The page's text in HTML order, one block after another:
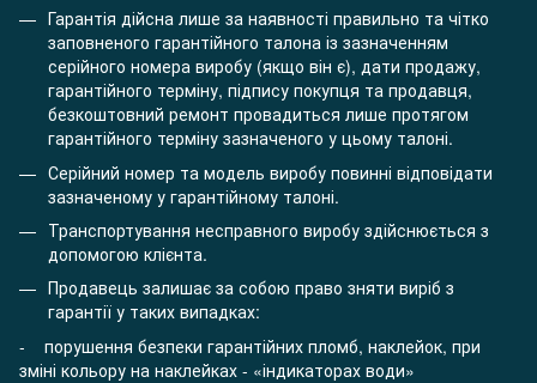
Гарантія дійсна лише за наявності правильно та чітко
заповненого гарантійного талона із зазначенням
серійного номера виробу (якщо він є), дати продажу,
гарантійного терміну, підпису покупця та продавця,
безкоштовний ремонт провадиться лише протягом
гарантійного терміну зазначеного у цьому талоні.
Серійний номер та модель виробу повинні відповідати
зазначеному у гарантійному талоні.
Транспортування несправного виробу здійснюється з
допомогою клієнта.
Продавець залишає за собою право зняти виріб з
гарантії у таких випадках:
- порушення безпеки гарантійних пломб, наклейок, при
зміні кольору на наклейках - «індикаторах води»